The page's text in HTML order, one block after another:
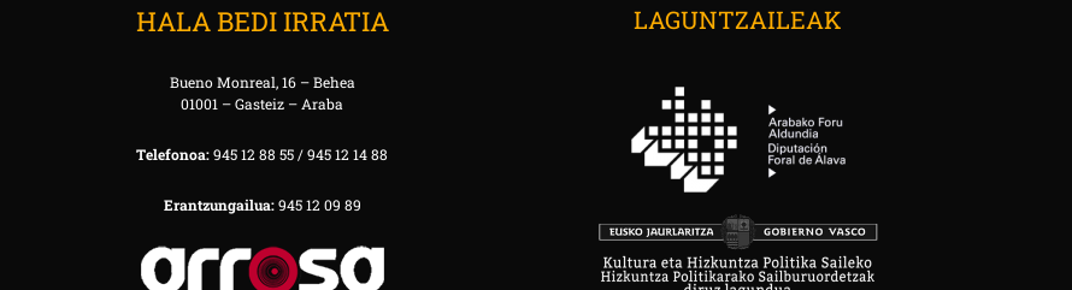
HALA BEDI IRRATIA
Bueno Monreal, 16 – Behea
01001 – Gasteiz – Araba
Telefonoa:945 12 88 55 / 945 12 14 88
Erantzungailua:945 12 09 89
LAGUNTZAILEAK